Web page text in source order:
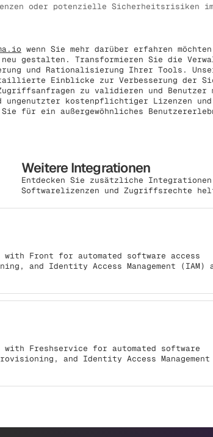
oder potenzielle Sicherheitsrisiken im
wenn Sie mehr darüber erfahren
neu gestalten. Transformieren Sie die
und Rationalisierung Ihrer Tools.
Einblicke zur Verbesserung der
zu validieren und
ungenutzter kostenpflichtiger Lizenzen
Sie für ein außergewöhnliches
Weitere Integrationen
Entdecken Sie zusätzliche
Softwarelizenzen und Zugriffsrechte
Front for automated software access
and Identity Access Management (IAM)
Freshservice for automated software
and Identity Access Management